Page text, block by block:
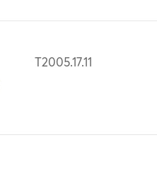
T2005.17.11